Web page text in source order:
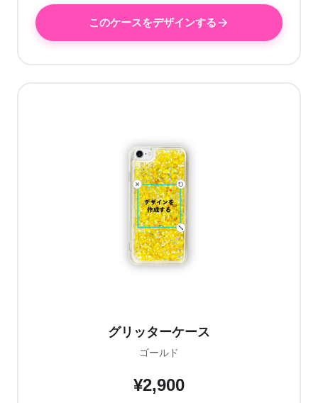
このケースをデザインする
グリッターケース
ゴールド
¥2,900